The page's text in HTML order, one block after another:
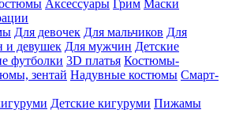
Аксессуары Грим Маски
Для девочек Для мальчиков Для
и девушек Для мужчин Детские
футболки 3D платья Костюмы-
зентай Надувные костюмы Смарт-
Детские кигуруми Пижамы